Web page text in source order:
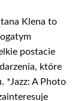
Klena to
postacie
które
*Jazz: A Photo